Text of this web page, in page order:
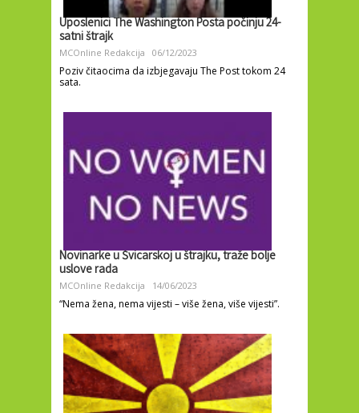
Uposlenici The Washington Posta počinju 24-
satni štrajk
MCOnline Redakcija 06/12/2023
Poziv čitaocima da izbjegavaju The Post tokom 24
sata.
Novinarke u Švicarskoj u štrajku, traže bolje
uslove rada
MCOnline Redakcija 14/06/2023
“Nema žena, nema vijesti – više žena, više vijesti”.